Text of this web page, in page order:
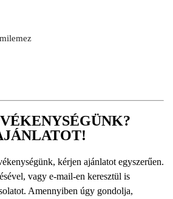
kérjen ajánlatot egyszerűen.
vagy e-mail-en keresztül is
Amennyiben úgy gondolja,